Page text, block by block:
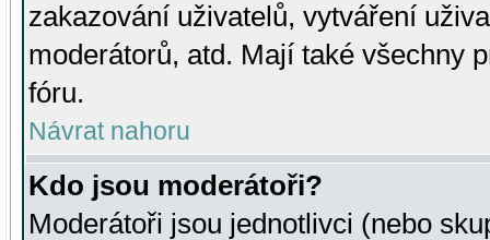
zakazování uživatelů, vytváření
moderátorů, atd. Mají také všechny
fóru.
Návrat nahoru
Kdo jsou moderátoři?
Moderátoři jsou jednotlivci (nebo